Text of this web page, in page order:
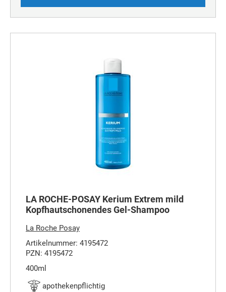
LA ROCHE-POSAY Kerium Extrem mild
Kopfhautschonendes Gel-Shampoo
La Roche Posay
Artikelnummer: 4195472
PZN: 4195472
400ml
apothekenpflichtig